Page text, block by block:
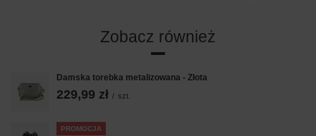
Zobacz również
Damska torebka metalizowana - Złota
229,99 zł / szt.
PROMOCJA